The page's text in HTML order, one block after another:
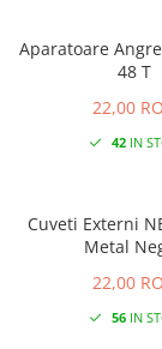
Aparatoare
48 T
22,00
42IN
Cuveti Externi
Metal
22,00
56IN